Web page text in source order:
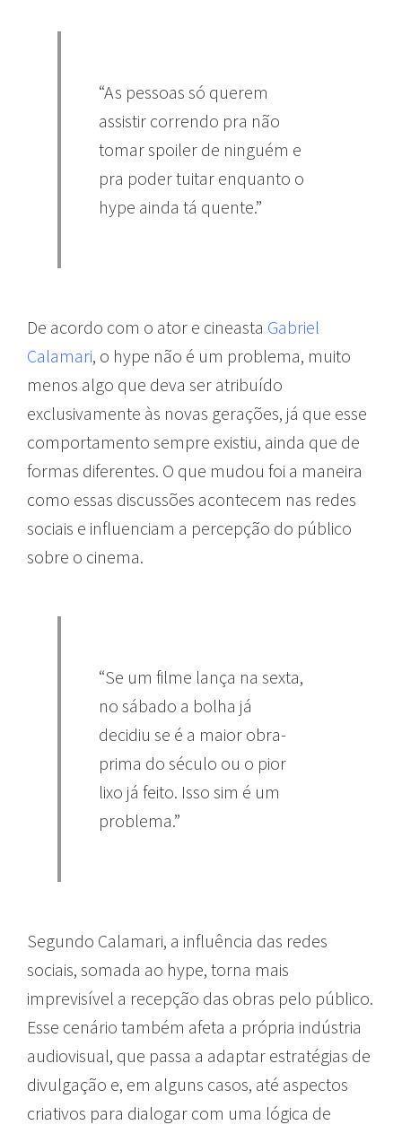
“As pessoas só querem
assistir correndo pra não
tomar spoiler de ninguém e
pra poder tuitar enquanto o
hype ainda tá quente.”
De acordo com o ator e cineasta Gabriel
Calamari, o hype não é um problema, muito
menos algo que deva ser atribuído
exclusivamente às novas gerações, já que esse
comportamento sempre existiu, ainda que de
formas diferentes. O que mudou foi a maneira
como essas discussões acontecem nas redes
sociais e influenciam a percepção do público
sobre o cinema.
“Se um filme lança na sexta,
no sábado a bolha já
decidiu se é a maior obra-
prima do século ou o pior
lixo já feito. Isso sim é um
problema.”
Segundo Calamari, a influência das redes
sociais, somada ao hype, torna mais
imprevisível a recepção das obras pelo público.
Esse cenário também afeta a própria indústria
audiovisual, que passa a adaptar estratégias de
divulgação e, em alguns casos, até aspectos
criativos para dialogar com uma lógica de